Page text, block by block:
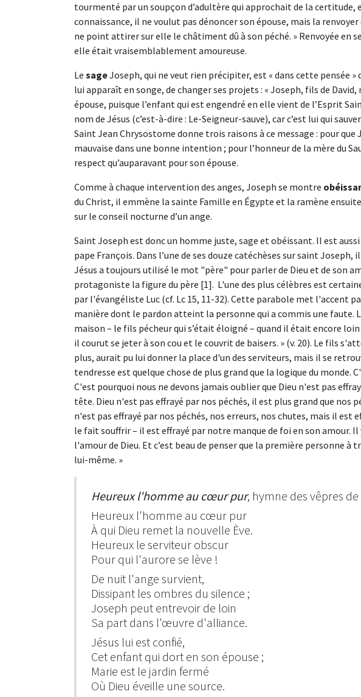
tourmenté par un soupçon d’adultère qui approchait de la
connaissance, il ne voulut pas dénoncer son épouse, mais la
ne point attirer sur elle le châtiment dû à son péché. » Renvoyée en
elle était vraisemblablement amoureuse.
Le sageJoseph, qui ne veut rien précipiter, est « dans cette pensée »
lui apparaît en songe, de changer ses projets : « Joseph, fils de
épouse, puisque l’enfant qui est engendré en elle vient de l’Esprit
nom de Jésus (c’est-à-dire : Le-Seigneur-sauve), car c’est lui qui
Saint Jean Chrysostome donne trois raisons à ce message : pour
mauvaise dans une bonne intention ; pour l’honneur de la mère du
respect qu’auparavant pour son épouse.
Comme à chaque intervention des anges, Joseph se montre
du Christ, il emmène la sainte Famille en Égypte et la ramène
sur le conseil nocturne d’un ange.
Saint Joseph est donc un homme juste, sage et obéissant. Il est aussi
pape François. Dans l’une de ses douze catéchèses sur saint
Jésus a toujours utilisé le mot "père" pour parler de Dieu et de son
protagoniste la figure du père [1]. L'une des plus célèbres est
par l'évangéliste Luc (cf. Lc 15, 11-32). Cette parabole met l'accent
manière dont le pardon atteint la personne qui a commis une faute.
maison – le fils pécheur qui s’était éloigné – quand il était encore
il courut se jeter à son cou et le couvrit de baisers. » (v. 20). Le fils
plus, aurait pu lui donner la place d'un des serviteurs, mais il se
tendresse est quelque chose de plus grand que la logique du monde.
C'est pourquoi nous ne devons jamais oublier que Dieu n'est pas
tête. Dieu n'est pas effrayé par nos péchés, il est plus grand que nos
n'est pas effrayé par nos péchés, nos erreurs, nos chutes, mais il
le fait souffrir – il est effrayé par notre manque de foi en son amour.
l'amour de Dieu. Et c’est beau de penser que la première personne
lui-même. »
Heureux l'homme au cœur pur, hymne des vêpres
Heureux l'homme au cœur pur
À qui Dieu remet la nouvelle Ève.
Heureux le serviteur obscur
Pour qui l'aurore se lève !
De nuit l'ange survient,
Dissipant les ombres du silence ;
Joseph peut entrevoir de loin
Sa part dans l'œuvre d'alliance.
Jésus lui est confié,
Cet enfant qui dort en son épouse ;
Marie est le jardin fermé
Où Dieu éveille une source.